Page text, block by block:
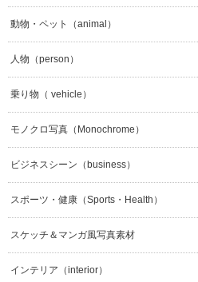
動物・ペット（animal）
人物（person）
乗り物（ vehicle）
モノクロ写真（Monochrome）
ビジネスシーン（business）
スポーツ・健康（Sports・Health）
スケッチ＆マンガ風写真素材
インテリア（interior）